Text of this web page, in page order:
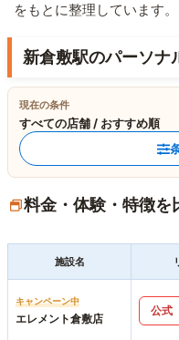
をもとに整理しています。
新倉敷駅のパーソナ
現在の条件
すべての店舗 / おすすめ順
料金・体験・特徴を
施設名
キャンペーン中
エレメント倉敷店
公式